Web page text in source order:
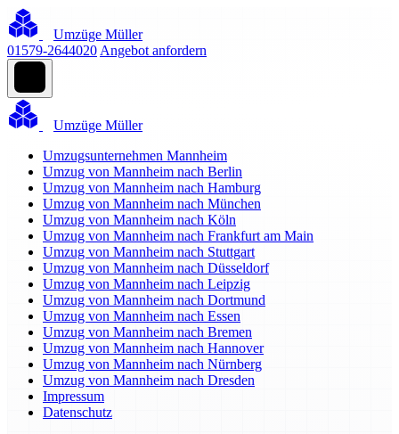
Umzüge Müller
01579-2644020 Angebot anfordern
Umzüge Müller
Umzugsunternehmen Mannheim
Umzug von Mannheim nach Berlin
Umzug von Mannheim nach Hamburg
Umzug von Mannheim nach München
Umzug von Mannheim nach Köln
Umzug von Mannheim nach Frankfurt am Main
Umzug von Mannheim nach Stuttgart
Umzug von Mannheim nach Düsseldorf
Umzug von Mannheim nach Leipzig
Umzug von Mannheim nach Dortmund
Umzug von Mannheim nach Essen
Umzug von Mannheim nach Bremen
Umzug von Mannheim nach Hannover
Umzug von Mannheim nach Nürnberg
Umzug von Mannheim nach Dresden
Impressum
Datenschutz